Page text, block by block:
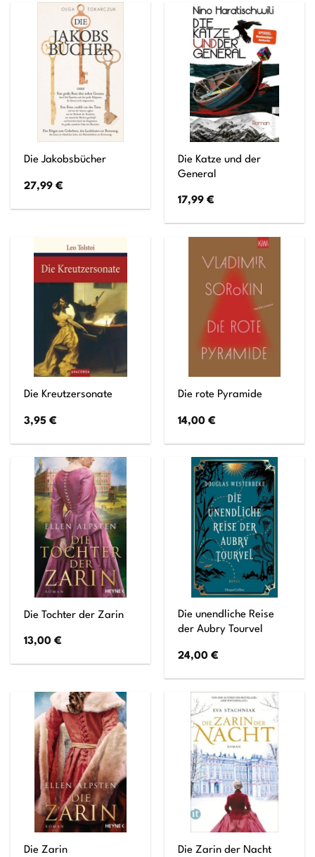
Die Jakobsbücher
27,99€
Die Katze und der
General
17,99€
Die Kreutzersonate
3,95€
Die rote Pyramide
14,00€
Die Tochter der Zarin
13,00€
Die unendliche Reise
der Aubry Tourvel
24,00€
Die Zarin Die Zarin der Nacht